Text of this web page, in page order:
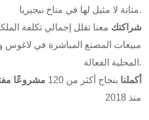
متانة لا مثيل لها في مناخ نيجيريا.
شراكتك
مبيعات المصنع المباشرة في لاغوس
المحلية الفعالة.
أكملنا بنجاح أكثر من 120 مشروعًا
منذ 2018